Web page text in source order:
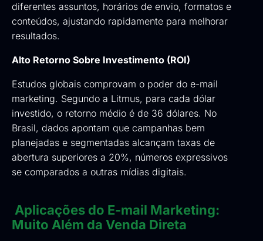
diferentes assuntos, horários de envio, formatos e
conteúdos, ajustando rapidamente para melhorar
resultados.
Alto Retorno Sobre Investimento (ROI)
Estudos globais comprovam o poder do e-mail
marketing. Segundo a Litmus, para cada dólar
investido, o retorno médio é de 36 dólares. No
Brasil, dados apontam que campanhas bem
planejadas e segmentadas alcançam taxas de
abertura superiores a 20%, números expressivos
se comparados a outras mídias digitais.
Aplicações do E-mail Marketing:
Muito Além da Venda Direta